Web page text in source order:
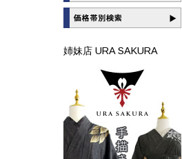
姉妹店 URA SAKURA